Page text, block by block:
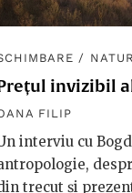
/
invizibil
FILIP
interviu cu
trecut și